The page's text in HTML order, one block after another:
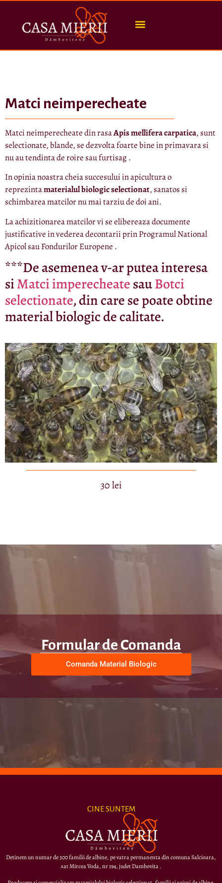
Matci neimperecheate
Matci neimperecheate din rasaApis mellifera carpatica, sunt
selectionate, blande, se dezvolta foarte bine in primavara si
nu au tendinta de roire sau furtisag .
In opinia noastra cheia succesului in apicultura o
reprezintamaterialul biologic selectionat, sanatos si
schimbarea matcilor nu mai tarziu de doi ani.
La achizitionarea matcilor vi se elibereaza documente
justificative in vederea decontarii prin Programul National
Apicol sau Fondurilor Europene .
***De asemenea v-ar putea interesa
siMatci imperecheatesauBotci
selectionate, din care se poate obtine
material biologic de calitate.
30 lei
Formular de Comanda
Comanda Material Biologic
CINE SUNTEM
Detinem un numar de 300 familii de albine, pe vatra permanenta din comuna Salcioara,
sat Mircea Voda, nr 194, judet Dambovita .